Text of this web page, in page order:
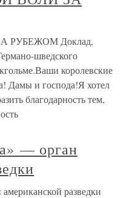
РУБЕЖОМ Доклад,
шведского
королевские
Дамы и господа!Я хотел
благодарность тем,
— орган
разведки